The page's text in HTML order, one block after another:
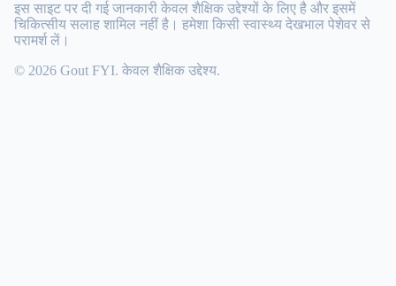
इस साइट पर दी गई जानकारी केवल शैक्षिक उद्देश्यों के लिए है और इसमें
चिकित्सीय सलाह शामिल नहीं है। हमेशा किसी स्वास्थ्य देखभाल पेशेवर से
परामर्श लें।
© 2026 Gout FYI. केवल शैक्षिक उद्देश्य.